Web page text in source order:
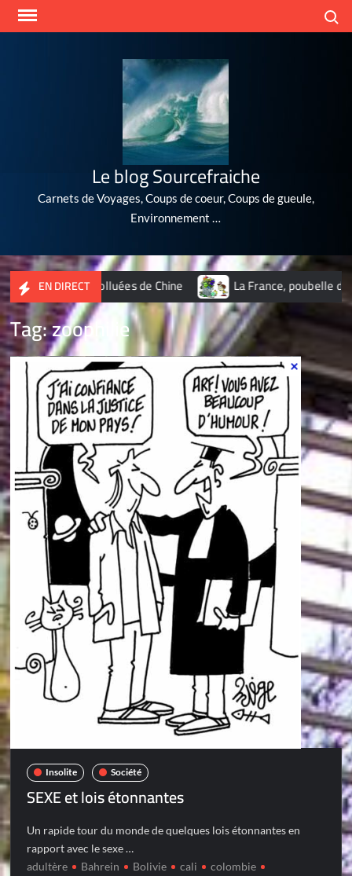
Skip
Le blog Sourcefraiche
Carnets de Voyages, Coups de coeur, Coups de gueule,
Environnement …
EN DIRECT
les plus polluées de Chine La France, poubelle du
Tag:zoophilie
Insolite Société
SEXE et lois étonnantes
Un rapide tour du monde de quelques lois étonnantes en
rapport avec le sexe …
adultère
Bahrein Bolivie cali
colombie